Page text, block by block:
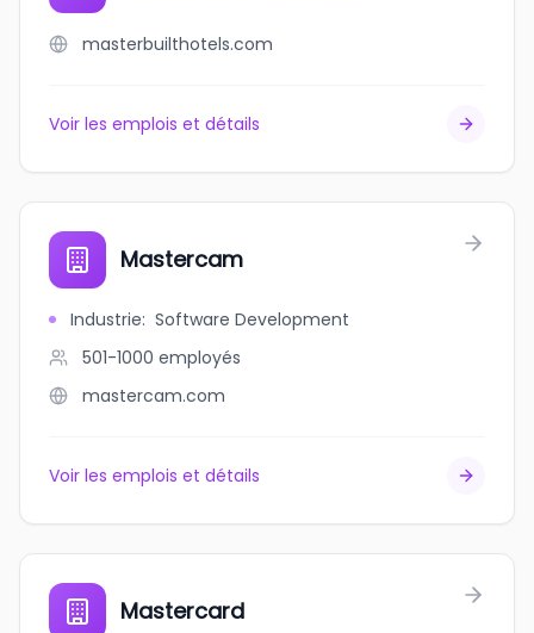
masterbuilthotels.com
Voir les emplois et détails
Mastercam
Industrie: Software Development
501-1000 employés
mastercam.com
Voir les emplois et détails
Mastercard